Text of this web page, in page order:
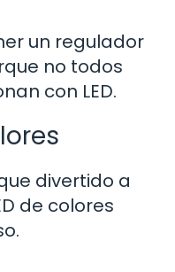
un regulador
no todos
con LED.
divertido a
de colores